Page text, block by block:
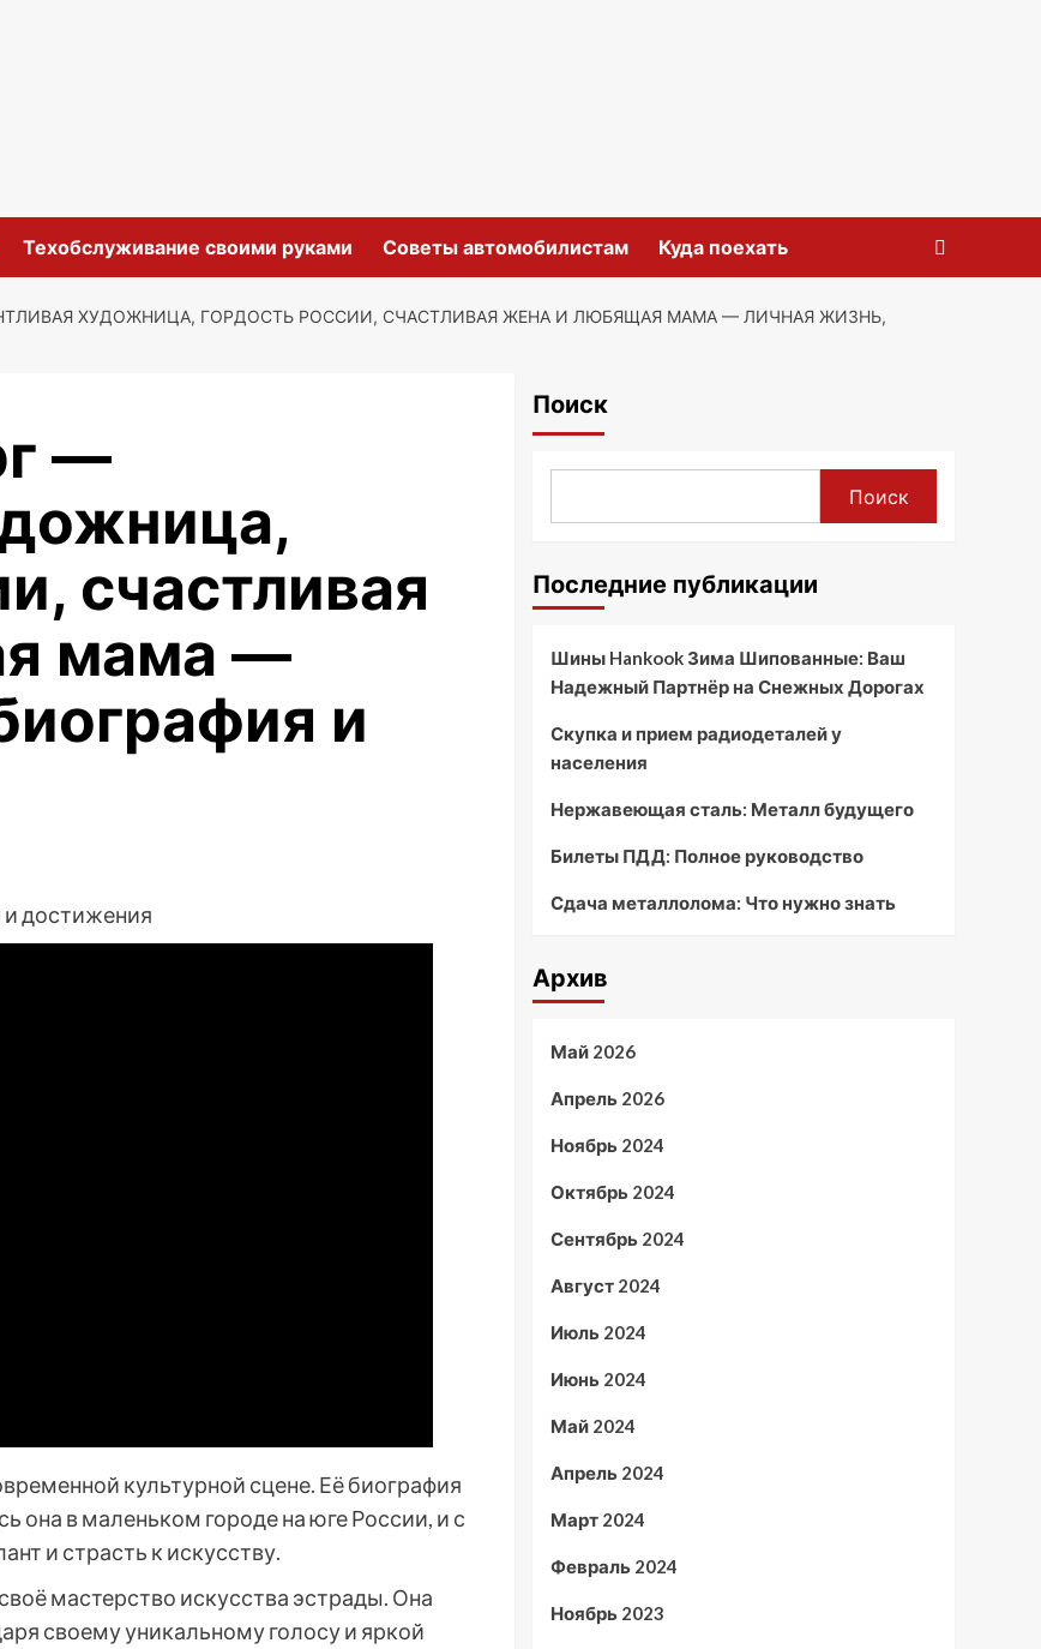
Техобслуживание своими руками Советы автомобилистам Куда поехать
ХУДОЖНИЦА, ГОРДОСТЬ РОССИИ, СЧАСТЛИВАЯ ЖЕНА И ЛЮБЯЩАЯ МАМА — ЛИЧНАЯ ЖИЗНЬ,
—
счастливая
мама —
и
культурной сцене. Её биография
она в маленьком городе на юге России, и с
и страсть к искусству.
мастерство искусства эстрады. Она
своему уникальному голосу и яркой
Поиск
Поиск
Последние публикации
Шины Hankook Зима Шипованные: Ваш
Надежный Партнёр на Снежных Дорогах
Скупка и прием радиодеталей у
населения
Нержавеющая сталь: Металл будущего
Билеты ПДД: Полное руководство
Сдача металлолома: Что нужно знать
Архив
Май 2026
Апрель 2026
Ноябрь 2024
Октябрь 2024
Сентябрь 2024
Август 2024
Июль 2024
Июнь 2024
Май 2024
Апрель 2024
Март 2024
Февраль 2024
Ноябрь 2023